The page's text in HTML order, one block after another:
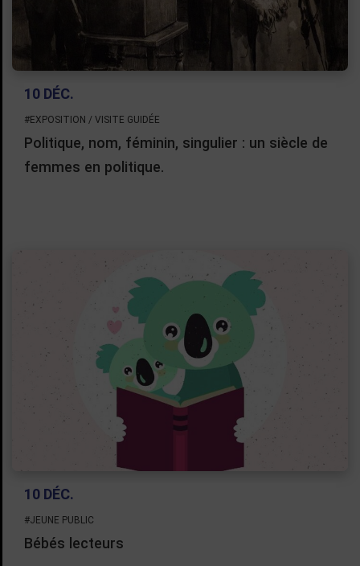
10 DÉC.
#EXPOSITION / VISITE GUIDÉE
Politique, nom, féminin, singulier : un siècle de
femmes en politique.
10 DÉC.
#JEUNE PUBLIC
Bébés lecteurs